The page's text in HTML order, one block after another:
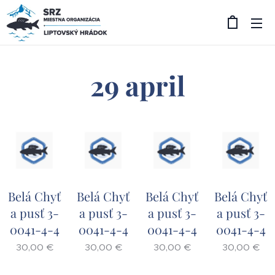
29 april
Belá Chyť
a pusť 3-
0041-4-4
30,00 €
Belá Chyť
a pusť 3-
0041-4-4
30,00 €
Belá Chyť
a pusť 3-
0041-4-4
30,00 €
Belá Chyť
a pusť 3-
0041-4-4
30,00 €